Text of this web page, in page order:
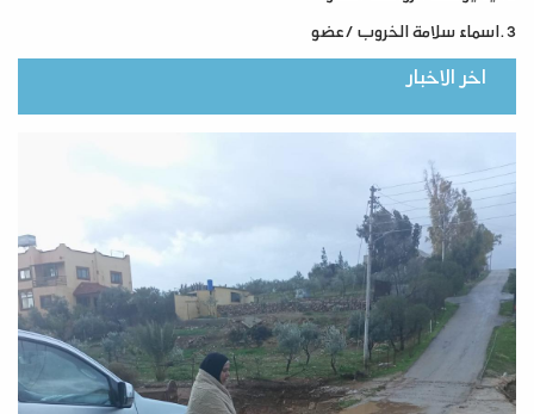
3.اسماء سلامة الخروب /عضو
اخر الاخبار